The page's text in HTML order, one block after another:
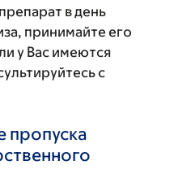
в день
принимайте его
у Вас имеются
с
пропуска